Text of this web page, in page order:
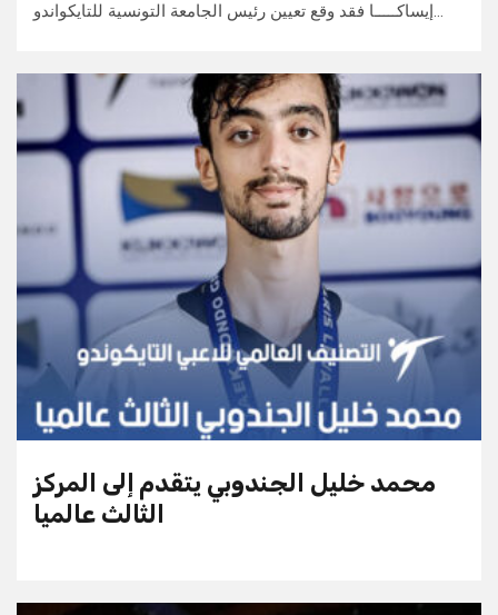
إيساكـــــا فقد وقع تعيين رئيس الجامعة التونسية للتايكواندو…
محمد خليل الجندوبي يتقدم إلى المركز
الثالث عالميا